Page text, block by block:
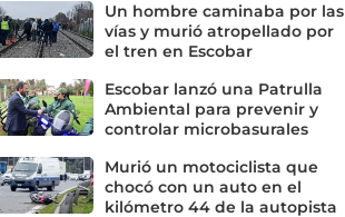
Un hombre caminaba por las
vías y murió atropellado por
el tren en Escobar
Escobar lanzó una Patrulla
Ambiental para prevenir y
controlar microbasurales
Murió un motociclista que
chocó con un auto en el
kilómetro 44 de la autopista